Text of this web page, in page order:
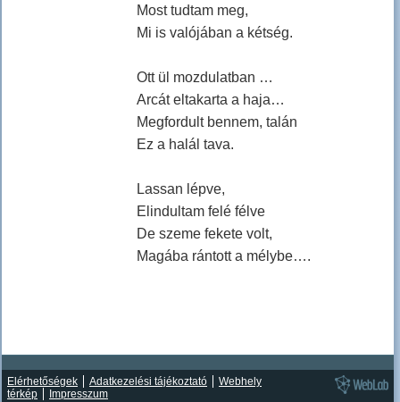
Most tudtam meg,
Mi is valójában a kétség.
Ott ül mozdulatban …
Arcát eltakarta a haja…
Megfordult bennem, talán
Ez a halál tava.
Lassan lépve,
Elindultam felé félve
De szeme fekete volt,
Magába rántott a mélybe….
Elérhetőségek Adatkezelési tájékoztató
Webhely
térkép
Impresszum